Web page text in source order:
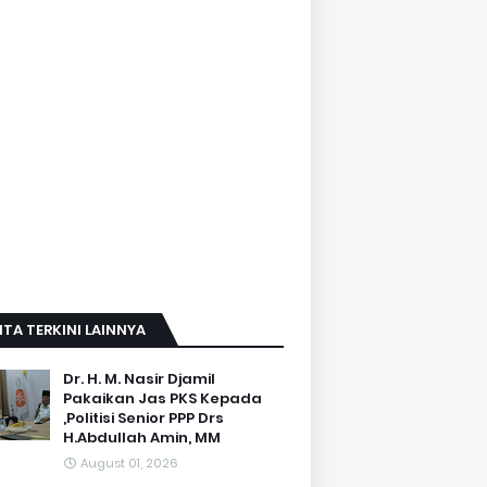
TERKINI LAINNYA
Dr. H. M. Nasir Djamil
Pakaikan Jas PKS Kepada
,Politisi Senior PPP Drs
H.Abdullah Amin, MM
August 01, 2026